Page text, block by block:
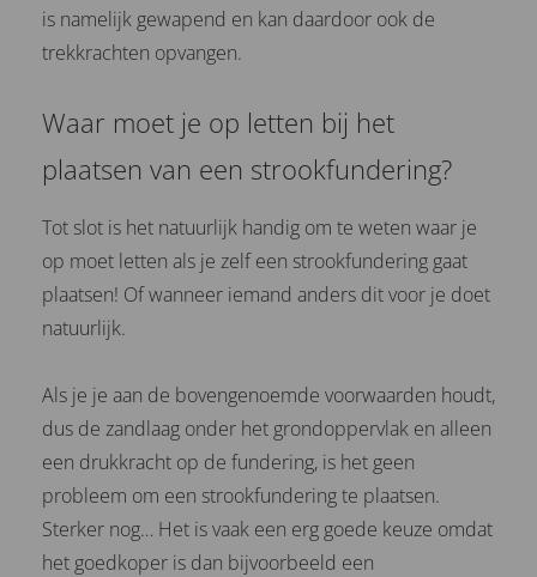
is namelijk gewapend en kan daardoor ook de
trekkrachten opvangen.
Waar moet je op letten bij het
plaatsen van een strookfundering?
Tot slot is het natuurlijk handig om te weten waar je
op moet letten als je zelf een strookfundering gaat
plaatsen! Of wanneer iemand anders dit voor je doet
natuurlijk.
Als je je aan de bovengenoemde voorwaarden houdt,
dus de zandlaag onder het grondoppervlak en alleen
een drukkracht op de fundering, is het geen
probleem om een strookfundering te plaatsen.
Sterker nog… Het is vaak een erg goede keuze omdat
het goedkoper is dan bijvoorbeeld een